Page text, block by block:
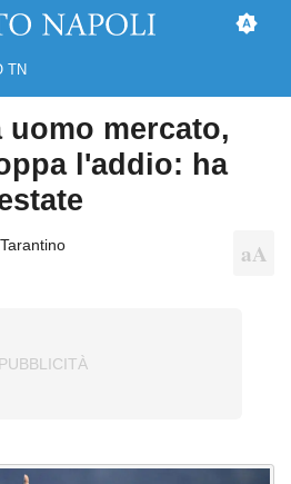
TN
mercato,
l'addio: ha